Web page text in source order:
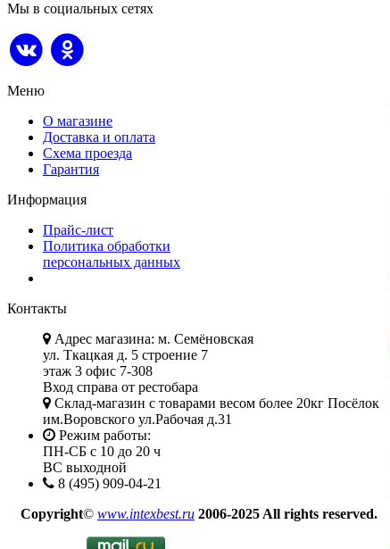
Мы в социальных сетях
Меню
О магазине
Доставка и оплата
Схема проезда
Гарантия
Информация
Прайс-лист
Политика обработки
персональных данных
Контакты
Адрес магазина: м. Семёновская
ул. Ткацкая д. 5 строение 7
этаж 3 офис 7-308
Вход справа от рестобара
Склад-магазин с товарами весом более 20кг Посёлок
им.Воровского ул.Рабочая д.31
Режим работы:
ПН-СБ с 10 до 20 ч
ВС выходной
8 (495) 909-04-21
Copyright© www.intexbest.ru 2006-2025 All rights reserved.